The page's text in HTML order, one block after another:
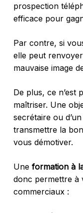
prospection
efficace pour
Par contre, si
elle peut
mauvaise image
De plus, ce n’est
maîtriser. Une
secrétaire ou
transmettre la
vous démotiver.
Une formation à
donc permettre à
commerciaux :